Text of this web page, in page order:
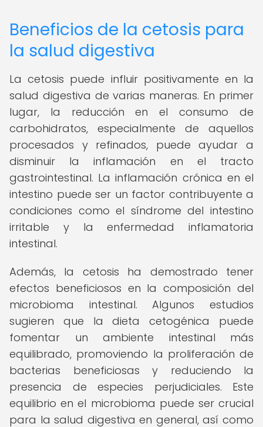
Beneficios de la cetosis para
la salud digestiva
La cetosis puede influir positivamente en la
salud digestiva de varias maneras. En primer
lugar, la reducción en el consumo de
carbohidratos, especialmente de aquellos
procesados y refinados, puede ayudar a
disminuir la inflamación en el tracto
gastrointestinal. La inflamación crónica en el
intestino puede ser un factor contribuyente a
condiciones como el síndrome del intestino
irritable y la enfermedad inflamatoria
intestinal.
Además, la cetosis ha demostrado tener
efectos beneficiosos en la composición del
microbioma intestinal. Algunos estudios
sugieren que la dieta cetogénica puede
fomentar un ambiente intestinal más
equilibrado, promoviendo la proliferación de
bacterias beneficiosas y reduciendo la
presencia de especies perjudiciales. Este
equilibrio en el microbioma puede ser crucial
para la salud digestiva en general, así como